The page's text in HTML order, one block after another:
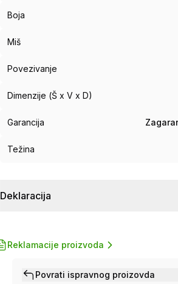
Boja
Miš
Povezivanje
Dimenzije (Š x V x D)
Garancija
Težina
Deklaracija
Reklamacije proizvoda
Povrati ispravnog proizovda